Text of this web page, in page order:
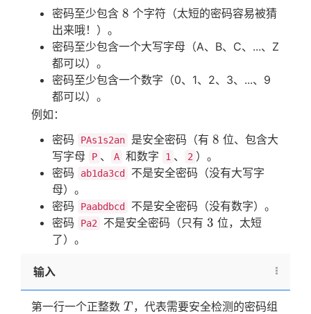
密码至少包含 8
8 个字符（太短的密码容易被猜
出来哦！）。
密码至少包含一个大写字母（A、B、C、...、Z
都可以）。
密码至少包含一个数字（0、1、2、3、...、9
都可以）。
例如：
密码
PAs1s2an 是安全密码（有 8
8 位、包含大
写字母
P 、 A 和数字 1 、 2 ）。
密码
ab1da3cd
不是安全密码（没有大写字
母）。
密码
Paabdbcd
不是安全密码（没有数字）。
密码
Pa2 不是安全密码（只有 3
3 位，太短
了）。
输入
第一行一个正整数 T
T ，代表需要安全检测的密码组